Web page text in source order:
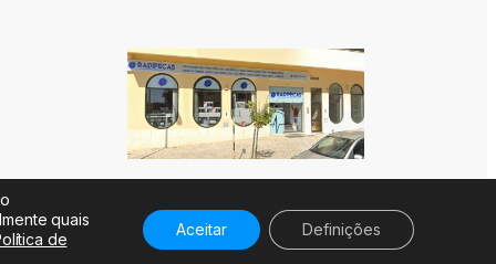
quais
de
Aceitar Definições